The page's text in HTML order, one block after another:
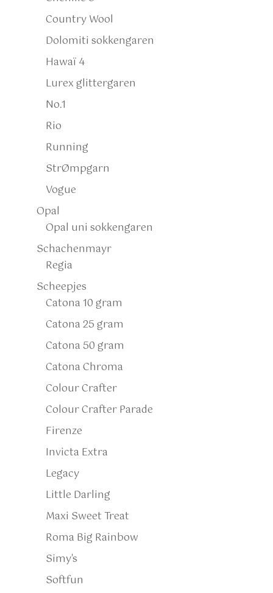
Country Wool
Dolomiti sokkengaren
Hawaï 4
Lurex glittergaren
No.1
Rio
Running
StrØmpgarn
Vogue
Opal
Opal uni sokkengaren
Schachenmayr
Regia
Scheepjes
Catona 10 gram
Catona 25 gram
Catona 50 gram
Catona Chroma
Colour Crafter
Colour Crafter Parade
Firenze
Invicta Extra
Legacy
Little Darling
Maxi Sweet Treat
Roma Big Rainbow
Simy's
Softfun